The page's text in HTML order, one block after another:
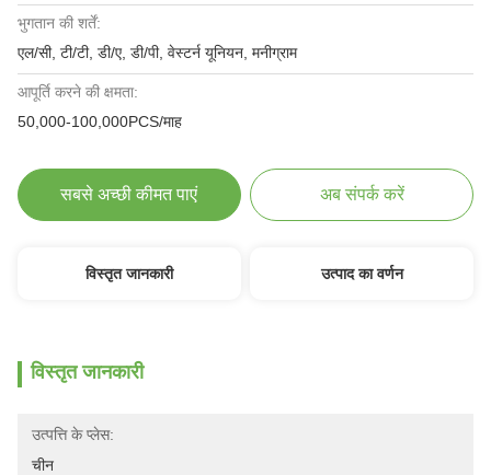
भुगतान की शर्तें:
एल/सी, टी/टी, डी/ए, डी/पी, वेस्टर्न यूनियन, मनीग्राम
आपूर्ति करने की क्षमता:
50,000-100,000PCS/माह
सबसे अच्छी कीमत पाएं अब संपर्क करें
विस्तृत जानकारी उत्पाद का वर्णन
विस्तृत जानकारी
उत्पत्ति के प्लेस:
चीन